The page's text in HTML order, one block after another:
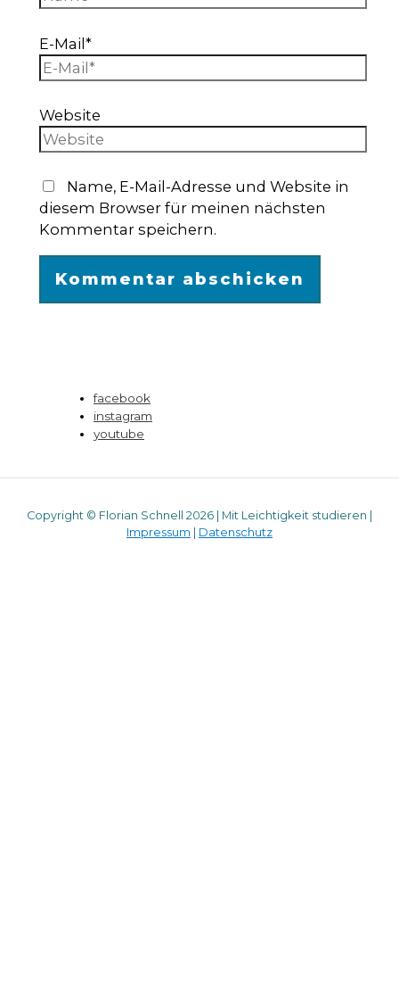
E-Mail*
Website
Name, E-Mail-Adresse und Website in
diesem Browser für meinen nächsten
Kommentar speichern.
facebook
instagram
youtube
Copyright © Florian Schnell 2026 | Mit Leichtigkeit studieren |
Impressum
Datenschutz